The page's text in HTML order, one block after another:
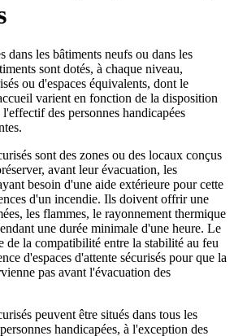
dans les bâtiments neufs ou dans les
sont dotés, à chaque niveau,
ou d'espaces équivalents, dont le
varient en fonction de la disposition
des personnes handicapées
sont des zones ou des locaux conçus
avant leur évacuation, les
besoin d'une aide extérieure pour cette
d'un incendie. Ils doivent offrir une
les flammes, le rayonnement thermique
une durée minimale d'une heure. Le
de la compatibilité entre la stabilité au feu
d'espaces d'attente sécurisés pour que la
pas avant l'évacuation des
peuvent être situés dans tous les
handicapées, à l'exception des